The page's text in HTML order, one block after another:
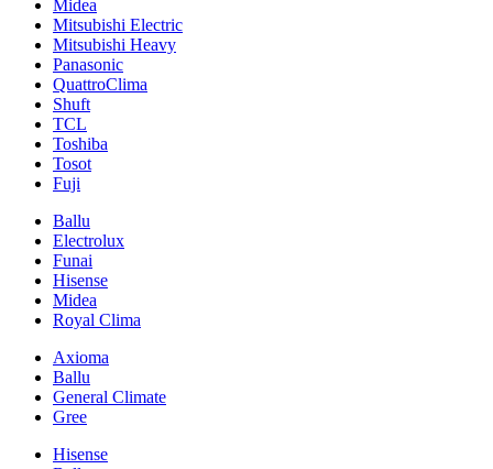
Midea
Mitsubishi Electric
Mitsubishi Heavy
Panasonic
QuattroClima
Shuft
TCL
Toshiba
Tosot
Fuji
Ballu
Electrolux
Funai
Hisense
Midea
Royal Clima
Axioma
Ballu
General Climate
Gree
Hisense